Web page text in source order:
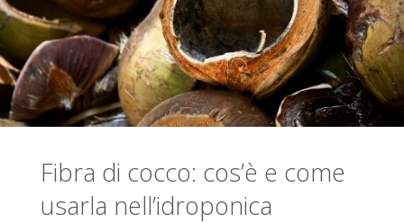
aromatiche
in
idroponica
a
casa"
Fibra di cocco: cos’è e come
usarla nell’idroponica